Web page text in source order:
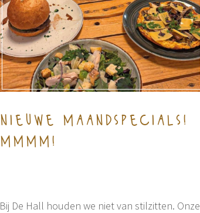
nieuwe maandspecials!
mmmm!
Bij De Hall houden we niet van stilzitten. Onze